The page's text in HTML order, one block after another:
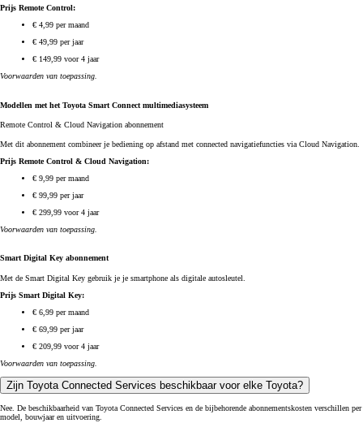
Prijs Remote Control:
€ 4,99 per maand
€ 49,99 per jaar
€ 149,99 voor 4 jaar
Voorwaarden van toepassing.
Modellen met het Toyota Smart Connect multimediasysteem
Remote Control & Cloud Navigation abonnement
Met dit abonnement combineer je bediening op afstand met connected navigatiefuncties via Cloud Navigation.
Prijs Remote Control & Cloud Navigation:
€ 9,99 per maand
€ 99,99 per jaar
€ 299,99 voor 4 jaar
Voorwaarden van toepassing.
Smart Digital Key abonnement
Met de Smart Digital Key gebruik je je smartphone als digitale autosleutel.
Prijs Smart Digital Key:
€ 6,99 per maand
€ 69,99 per jaar
€ 209,99 voor 4 jaar
Voorwaarden van toepassing.
Zijn Toyota Connected Services beschikbaar voor elke Toyota?
Nee. De beschikbaarheid van Toyota Connected Services en de bijbehorende abonnementskosten verschillen per
model, bouwjaar en uitvoering.